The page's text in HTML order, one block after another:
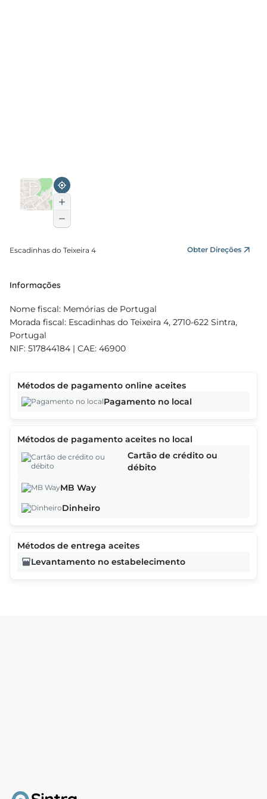
Escadinhas do Teixeira 4 Obter Direções
Informações
Nome fiscal: Memórias de Portugal
Morada fiscal: Escadinhas do Teixeira 4, 2710-622 Sintra,
Portugal
NIF: 517844184 | CAE: 46900
Métodos de pagamento online aceites
Pagamento no local
Métodos de pagamento aceites no local
Cartão de crédito ou
débito
MB Way
Dinheiro
Métodos de entrega aceites
Levantamento no estabelecimento